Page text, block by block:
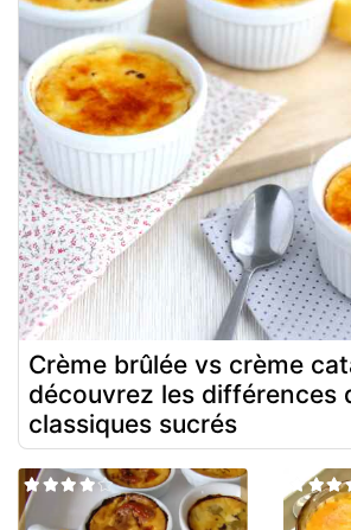
Crème brûlée vs crème
découvrez les différences
classiques sucrés